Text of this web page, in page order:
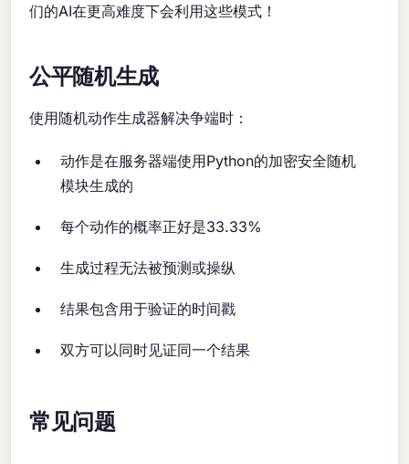
们的AI在更高难度下会利用这些模式！
公平随机生成
使用随机动作生成器解决争端时：
动作是在服务器端使用Python的加密安全随机
模块生成的
每个动作的概率正好是33.33%
生成过程无法被预测或操纵
结果包含用于验证的时间戳
双方可以同时见证同一个结果
常见问题